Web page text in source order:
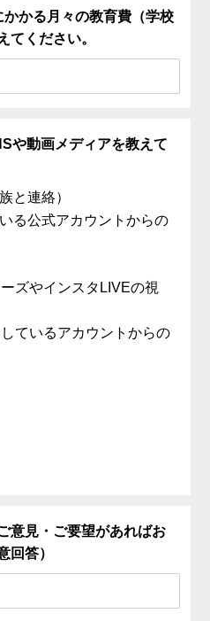
かる月々の教育費（学校
てください。
や動画メディアを教えて
と連絡）
る公式アカウントからの
ズやインスタLIVEの視
ているアカウントからの
意見・ご要望があればお
回答）